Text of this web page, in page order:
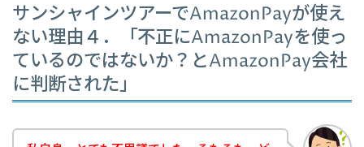
サンシャインツアーでAmazonPayが使え
ない理由４．「不正にAmazonPayを使っ
ているのではないか？とAmazonPay会社
に判断された」